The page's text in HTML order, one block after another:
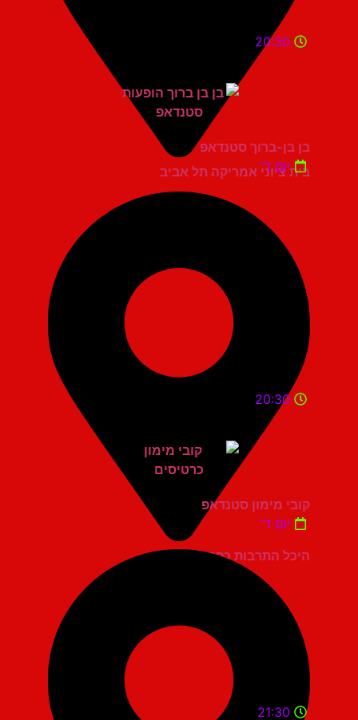
בית ציוני אמריקה תל אביב
20:30
בן בן-ברוך סטנדאפ
יום ד'
היכל התרבות כפר סבא
20:30
קובי מימון סטנדאפ
יום ד'
21:30